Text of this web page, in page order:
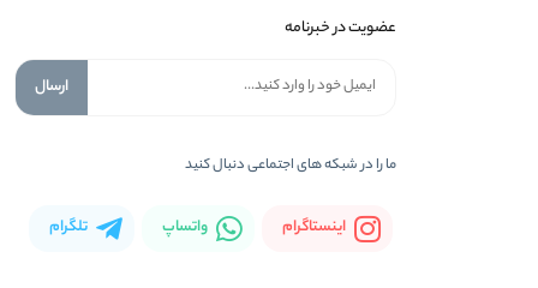
عضویت در خبرنامه
ارسال
ما را در شبكه های اجتماعی دنبال کنید
اینستاگرام واتساپ تلگرام